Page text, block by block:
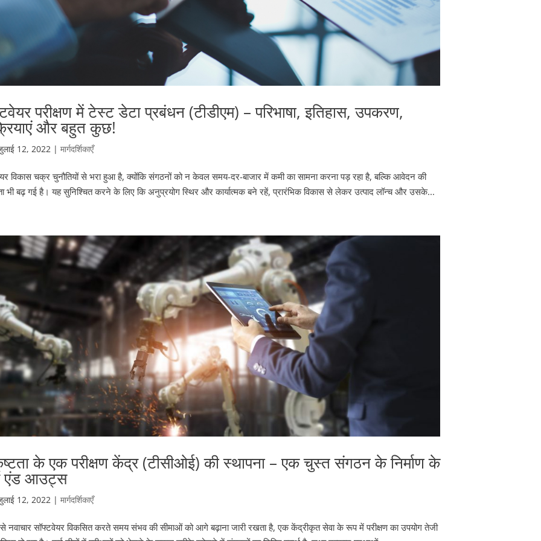
परीक्षण में टेस्ट डेटा प्रबंधन (टीडीएम) – परिभाषा, इतिहास, उपकरण,
और बहुत कुछ!
12, 2022 |मार्गदर्शिकाएँ
विकास चक्र चुनौतियों से भरा हुआ है, क्योंकि संगठनों को न केवल समय-दर-बाजार में कमी का सामना करना पड़ रहा है, बल्कि आवेदन की
भी बढ़ गई है। यह सुनिश्चित करने के लिए कि अनुप्रयोग स्थिर और कार्यात्मक बने रहें, प्रारंभिक विकास से लेकर उत्पाद लॉन्च और उसके...
के एक परीक्षण केंद्र (टीसीओई) की स्थापना – एक चुस्त संगठन के निर्माण के
एंड आउट्स
12, 2022 |मार्गदर्शिकाएँ
सॉफ्टवेयर विकसित करते समय संभव की सीमाओं को आगे बढ़ाना जारी रखता है, एक केंद्रीकृत सेवा के रूप में परीक्षण का उपयोग तेजी